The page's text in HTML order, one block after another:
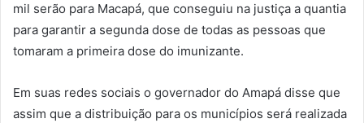
mil serão para Macapá, que conseguiu na justiça a quantia
para garantir a segunda dose de todas as pessoas que
tomaram a primeira dose do imunizante.
Em suas redes sociais o governador do Amapá disse que
assim que a distribuição para os municípios será realizada